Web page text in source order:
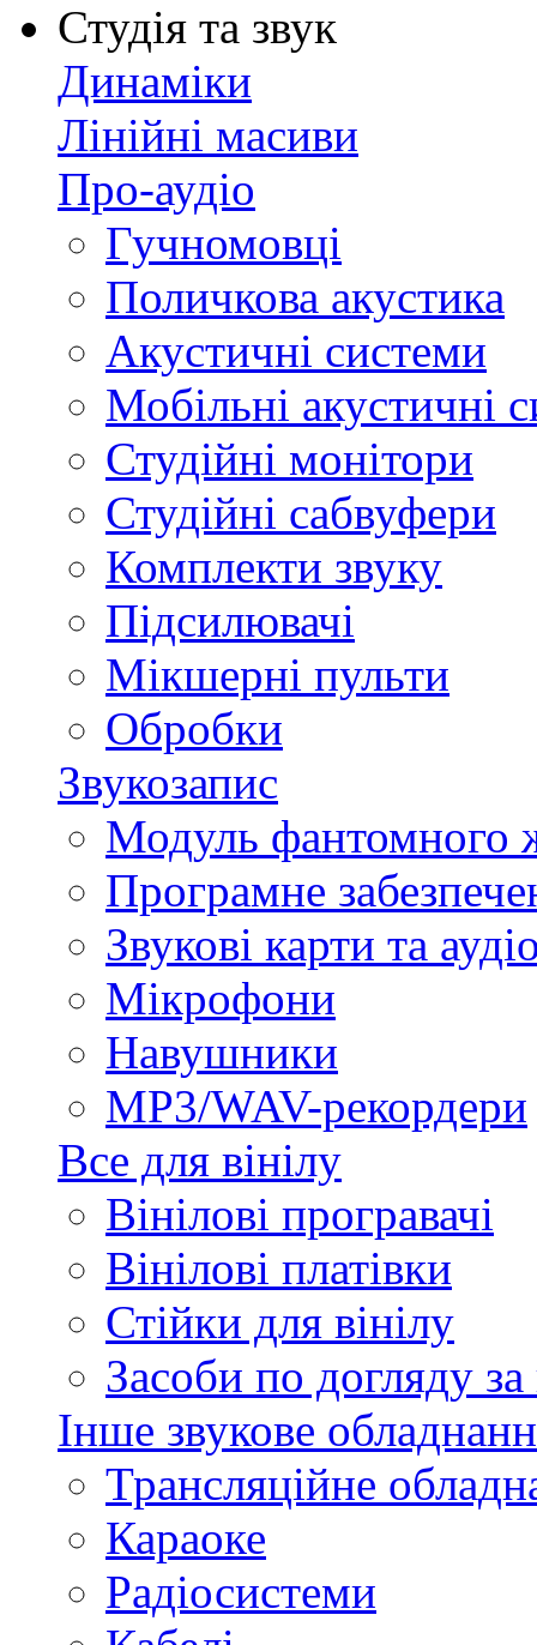
Студія та звук
Динаміки
Лінійні масиви
Про-аудіо
Гучномовці
Поличкова акустика
Акустичні системи
Мобільні акустичні
Студійні монітори
Студійні сабвуфери
Комплекти звуку
Підсилювачі
Мікшерні пульти
Обробки
Звукозапис
Модуль фантомного
Програмне
Звукові карти та
Мікрофони
Навушники
MP3/WAV-рекордери
Все для вінілу
Вінілові програвачі
Вінілові платівки
Стійки для вінілу
Засоби по догляду за
Інше звукове
Трансляційне
Караоке
Радіосистеми